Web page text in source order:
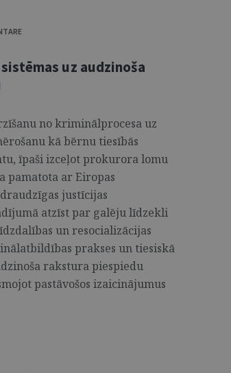
uz audzinoša
no kriminālprocesa uz
kā bērnu tiesībās
īpaši izceļot prokurora lomu
pamatota ar Eiropas
justīcijas
atzīst par galēju līdzekli
un resocializācijas
prakses un tiesiskā
rakstura piespiedu
pastāvošos izaicinājumus